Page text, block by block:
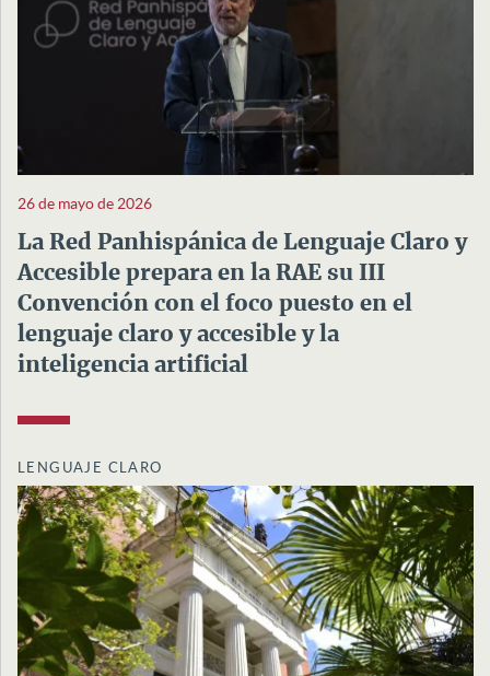
26 de mayo de 2026
La Red Panhispánica de Lenguaje Claro y
Accesible prepara en la RAE su III
Convención con el foco puesto en el
lenguaje claro y accesible y la
inteligencia artificial
LENGUAJE CLARO